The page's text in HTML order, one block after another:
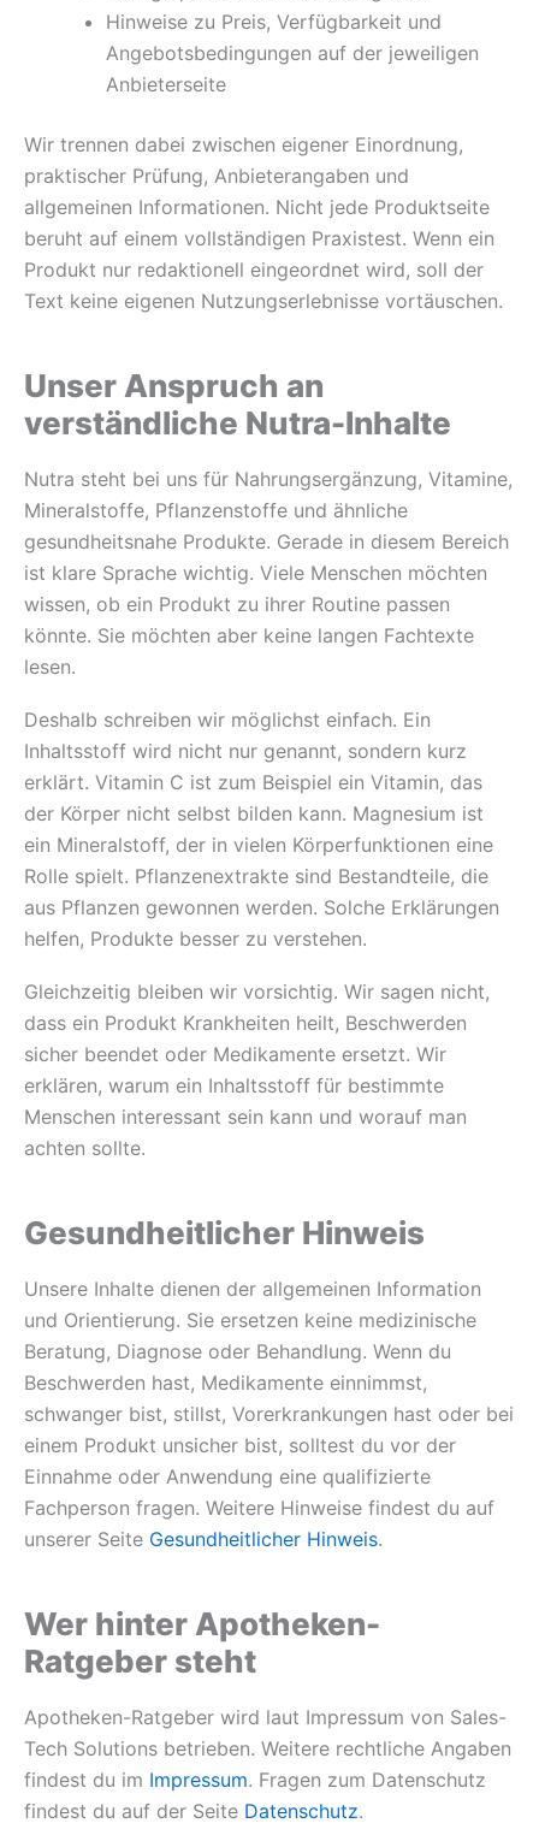
Hinweise zu Preis, Verfügbarkeit und
Angebotsbedingungen auf der jeweiligen
Anbieterseite
Wir trennen dabei zwischen eigener Einordnung,
praktischer Prüfung, Anbieterangaben und
allgemeinen Informationen. Nicht jede Produktseite
beruht auf einem vollständigen Praxistest. Wenn ein
Produkt nur redaktionell eingeordnet wird, soll der
Text keine eigenen Nutzungserlebnisse vortäuschen.
Unser Anspruch an
verständliche Nutra-Inhalte
Nutra steht bei uns für Nahrungsergänzung, Vitamine,
Mineralstoffe, Pflanzenstoffe und ähnliche
gesundheitsnahe Produkte. Gerade in diesem Bereich
ist klare Sprache wichtig. Viele Menschen möchten
wissen, ob ein Produkt zu ihrer Routine passen
könnte. Sie möchten aber keine langen Fachtexte
lesen.
Deshalb schreiben wir möglichst einfach. Ein
Inhaltsstoff wird nicht nur genannt, sondern kurz
erklärt. Vitamin C ist zum Beispiel ein Vitamin, das
der Körper nicht selbst bilden kann. Magnesium ist
ein Mineralstoff, der in vielen Körperfunktionen eine
Rolle spielt. Pflanzenextrakte sind Bestandteile, die
aus Pflanzen gewonnen werden. Solche Erklärungen
helfen, Produkte besser zu verstehen.
Gleichzeitig bleiben wir vorsichtig. Wir sagen nicht,
dass ein Produkt Krankheiten heilt, Beschwerden
sicher beendet oder Medikamente ersetzt. Wir
erklären, warum ein Inhaltsstoff für bestimmte
Menschen interessant sein kann und worauf man
achten sollte.
Gesundheitlicher Hinweis
Unsere Inhalte dienen der allgemeinen Information
und Orientierung. Sie ersetzen keine medizinische
Beratung, Diagnose oder Behandlung. Wenn du
Beschwerden hast, Medikamente einnimmst,
schwanger bist, stillst, Vorerkrankungen hast oder bei
einem Produkt unsicher bist, solltest du vor der
Einnahme oder Anwendung eine qualifizierte
Fachperson fragen. Weitere Hinweise findest du auf
unserer Seite Gesundheitlicher Hinweis.
Wer hinter Apotheken-
Ratgeber steht
Apotheken-Ratgeber wird laut Impressum von Sales-
Tech Solutions betrieben. Weitere rechtliche Angaben
findest du im Impressum. Fragen zum Datenschutz
findest du auf der Seite Datenschutz.